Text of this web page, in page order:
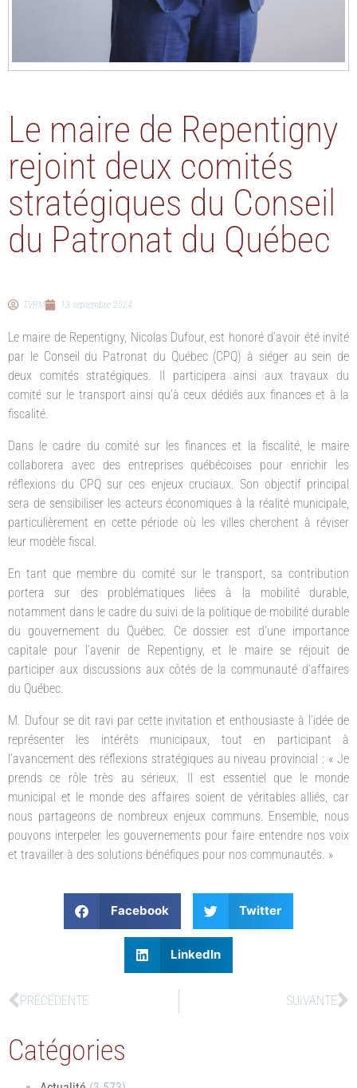
Le maire de Repentigny
rejoint deux comités
stratégiques du Conseil
du Patronat du Québec
TVRM 13 septembre 2024
Le maire de Repentigny, Nicolas Dufour, est honoré d’avoir été invité
par le Conseil du Patronat du Québec (CPQ) à siéger au sein de
deux comités stratégiques. Il participera ainsi aux travaux du
comité sur le transport ainsi qu’à ceux dédiés aux finances et à la
fiscalité.
Dans le cadre du comité sur les finances et la fiscalité, le maire
collaborera avec des entreprises québécoises pour enrichir les
réflexions du CPQ sur ces enjeux cruciaux. Son objectif principal
sera de sensibiliser les acteurs économiques à la réalité municipale,
particulièrement en cette période où les villes cherchent à réviser
leur modèle fiscal.
En tant que membre du comité sur le transport, sa contribution
portera sur des problématiques liées à la mobilité durable,
notamment dans le cadre du suivi de la politique de mobilité durable
du gouvernement du Québec. Ce dossier est d’une importance
capitale pour l’avenir de Repentigny, et le maire se réjouit de
participer aux discussions aux côtés de la communauté d’affaires
du Québec.
M. Dufour se dit ravi par cette invitation et enthousiaste à l’idée de
représenter les intérêts municipaux, tout en participant à
l’avancement des réflexions stratégiques au niveau provincial : « Je
prends ce rôle très au sérieux. Il est essentiel que le monde
municipal et le monde des affaires soient de véritables alliés, car
nous partageons de nombreux enjeux communs. Ensemble, nous
pouvons interpeler les gouvernements pour faire entendre nos voix
et travailler à des solutions bénéfiques pour nos communautés. »
Facebook Twitter
LinkedIn
PRÉCÉDENTE SUIVANTE
Catégories